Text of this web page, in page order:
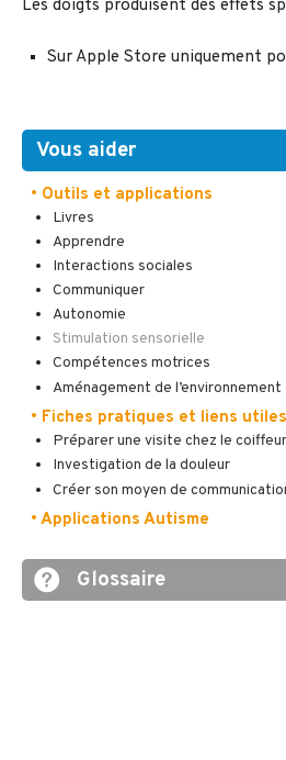
Les doigts produisent des effets
Sur Apple Store uniquement
Vous aider
• Outils et applications
Livres
Apprendre
Interactions sociales
Communiquer
Autonomie
Stimulation sensorielle
Compétences motrices
Aménagement de l’environnement
• Fiches pratiques et liens utiles
Préparer une visite chez le coiffeur
Investigation de la douleur
Créer son moyen de
• Applications Autisme
Glossaire